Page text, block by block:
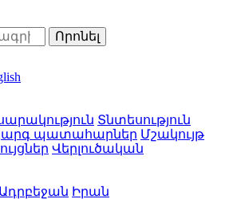
Տնտեսություն
պատահարներ Մշակույթ
Վերլուծական
Ադրբեջան Իրան